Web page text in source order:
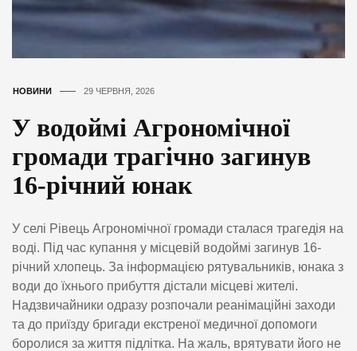
НОВИНИ 29 ЧЕРВНЯ, 2026
У водоймі Агрономічної
громади трагічно загинув
16-річний юнак
У селі Рівець Агрономічної громади сталася трагедія на
воді. Під час купання у місцевій водоймі загинув 16-
річний хлопець. За інформацією рятувальників, юнака з
води до їхнього прибуття дістали місцеві жителі.
Надзвичайники одразу розпочали реанімаційні заходи
та до приїзду бригади екстреної медичної допомоги
боролися за життя підлітка. На жаль, врятувати його не